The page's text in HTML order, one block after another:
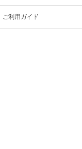
ご利用ガイド